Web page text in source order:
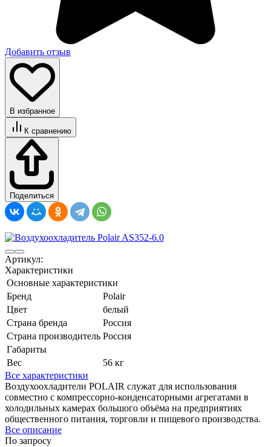
Добавить отзыв
В избранное
К сравнению
Поделиться
Артикул:
Характеристики
Основные характеристики
Бренд
Polair
Цвет
белый
Страна бренда
Россия
Страна производитель Россия
Габариты
Вес
56 кг
Все характеристики
Воздухоохладители POLAIR служат для использования
совместно с компрессорно-конденсаторными агрегатами в
холодильных камерах большого объёма на предприятиях
общественного питания, торговли и пищевого производства.
Все описание
По запросу